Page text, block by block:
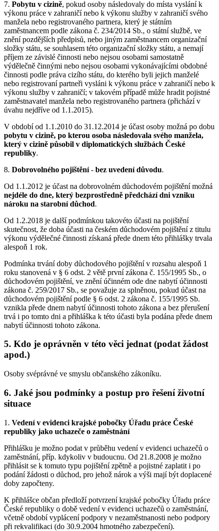
7. Pobytu v cizině, pokud osoby následovaly do místa vyslání k
výkonu práce v zahraničí nebo k výkonu služby v zahraničí svého
manžela nebo registrovaného partnera, který je státním
zaměstnancem podle zákona č. 234/2014 Sb., o státní službě, ve
znění pozdějších předpisů, nebo jiným zaměstnancem organizační
složky státu, se souhlasem této organizační složky státu, a nemají
příjem ze závislé činnosti nebo nejsou osobami samostatně
výdělečně činnými nebo nejsou osobami vykonávajícími obdobné
činnosti podle práva cizího státu, do kterého byli jejich manželé
nebo registrovaní partneři vysláni k výkonu práce v zahraničí nebo k
výkonu služby v zahraničí; v takovém případě může hradit pojistné
zaměstnavatel manžela nebo registrovaného partnera (přichází v
úvahu nejdříve od 1.1.2015).
V období od 1.1.2010 do 31.12.2014 je účast osoby možná po dobu
pobytu v cizině, po kterou osoba následovala svého manžela,
který v cizině působil v diplomatických službách České
republiky.
8. Dobrovolného pojištění- bez uvedení důvodu.
Od 1.1.2012 je účast na dobrovolném důchodovém pojištění možná
nejdéle do dne, který bezprostředně předchází dni vzniku
nároku na starobní důchod.
Od 1.2.2018 je další podmínkou takovéto účasti na pojištění
skutečnost, že doba účasti na českém důchodovém pojištění z titulu
výkonu výdělečné činnosti získaná přede dnem této přihlášky trvala
alespoň 1 rok.
Podmínka trvání doby důchodového pojištění v rozsahu alespoň 1
roku stanovená v § 6 odst. 2 větě první zákona č. 155/1995 Sb., o
důchodovém pojištění, ve znění účinném ode dne nabytí účinnosti
zákona č. 259/2017 Sb., se považuje za splněnou, pokud účast na
důchodovém pojištění podle § 6 odst. 2 zákona č. 155/1995 Sb.
vznikla přede dnem nabytí účinnosti tohoto zákona a bez přerušení
trvá i po tomto dni a přihláška k této účasti byla podána přede dnem
nabytí účinnosti tohoto zákona.
5. Kdo je oprávněn v této věci jednat (podat žádost
apod.)
Osoby svéprávné ve smyslu občanského zákoníku.
6. Jaké jsou podmínky a postup pro řešení životní
situace
1. Vedení v evidenci krajské pobočky Úřadu práce České
republiky jako uchazeče o zaměstnání
Přihlášku je možno podat v průběhu vedení v evidenci uchazečů o
zaměstnání, příp. kdykoliv v budoucnu. Od 21.8.2008 je možno
přihlásit se k tomuto typu pojištění zpětně a pojistné zaplatit i po
podání žádosti o důchod, pro jehož nárok a výši mají být doplacené
doby započteny.
K přihlášce občan předloží potvrzení krajské pobočky Úřadu práce
České republiky o době vedení v evidenci uchazečů o zaměstnání,
včetně období vyplácení podpory v nezaměstnanosti nebo podpory
při rekvalifikaci (do 30.9.2004 hmotného zabezpečení).